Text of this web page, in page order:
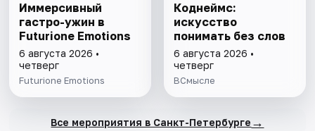
Иммерсивный
гастро-ужин в
Futurione Emotions
6 августа 2026 •
четверг
Futurione Emotions
Коднеймс:
искусство
понимать без слов
6 августа 2026 •
четверг
ВСмысле
Все мероприятия в Санкт-Петербурге →